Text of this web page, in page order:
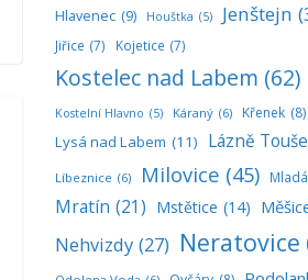
Hlavenec (9) Houštka (5) Jenštejn
Jiřice (7) Kojetice (7)
Kostelec nad Labem (62)
Kostelní Hlavno (5) Káraný (6) Křenek (8)
Lysá nad Labem (11) Lázně
Líbeznice (6) Milovice (45)
Mratín (21) Mstětice (14)
Nehvizdy (27) Neratovice